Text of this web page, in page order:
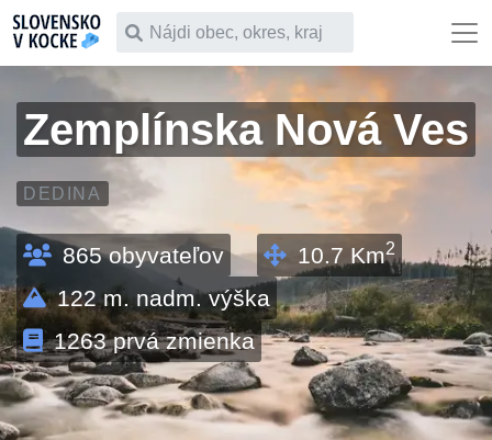
Čo chceš vyhľadať
Zemplínska Nová Ves
DEDINA
865obyvateľov 10.7 Km2
122m. nadm. výška
1263prvá zmienka